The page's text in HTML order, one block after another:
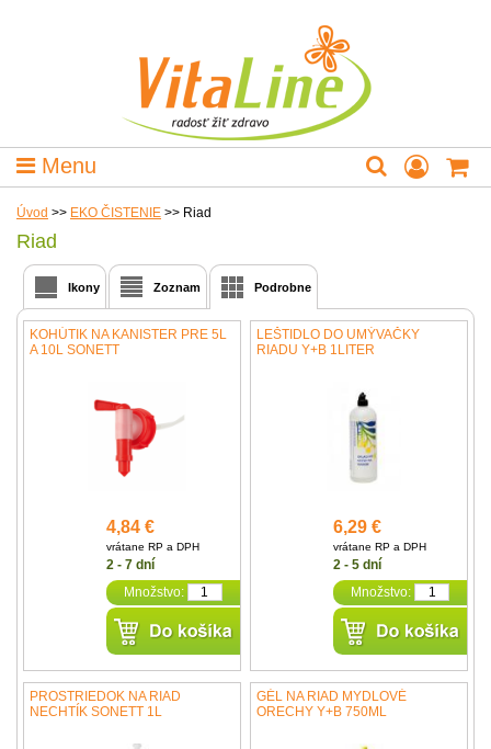
Menu
Úvod >> EKO ČISTENIE >> Riad
Riad
Ikony Zoznam Podrobne
KOHÚTIK NA KANISTER PRE 5L
A 10L SONETT
4,84 €
vrátane RP a DPH
2 - 7 dní
Množstvo:
LEŠTIDLO DO UMÝVAČKY
RIADU Y+B 1LITER
6,29 €
vrátane RP a DPH
2 - 5 dní
Množstvo:
PROSTRIEDOK NA RIAD
NECHTÍK SONETT 1L
GÉL NA RIAD MYDLOVÉ
ORECHY Y+B 750ML